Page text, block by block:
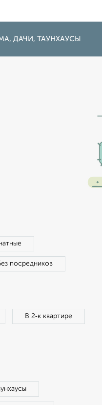
ДАЧИ, ТАУНХАУСЫ
посредников
В 2‑к квартире